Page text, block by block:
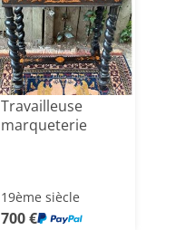
Travailleuse
marqueterie
19ème siècle
700 €